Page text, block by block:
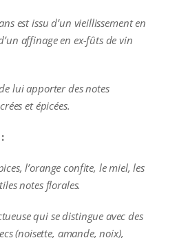
est issu d’un vieillissement en
affinage en ex-fûts de vin
lui apporter des notes
et épicées.
l’orange confite, le miel, les
notes florales.
qui se distingue avec des
(noisette, amande, noix),